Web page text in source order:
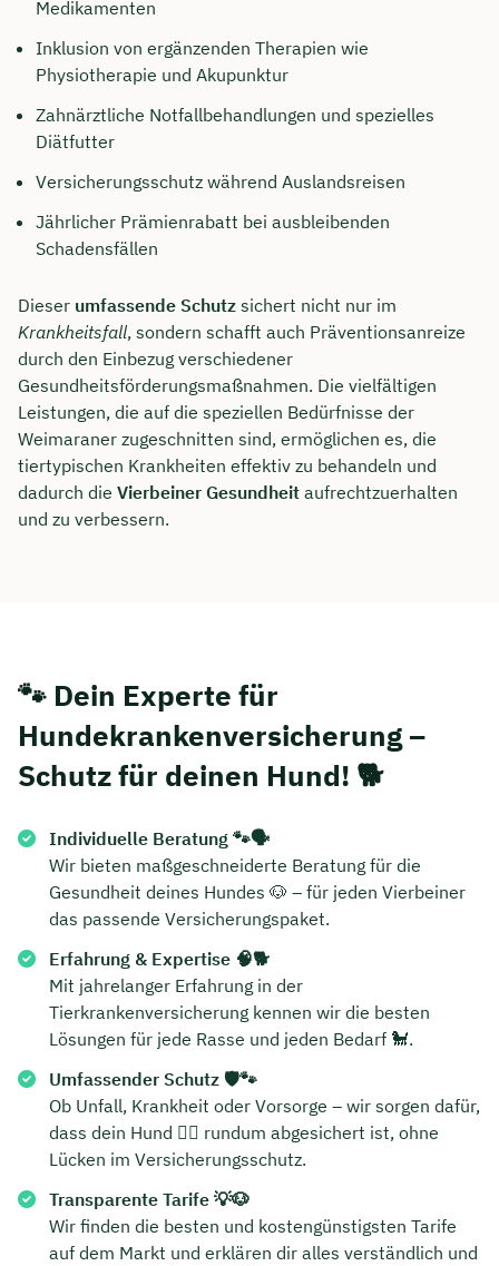
Medikamenten
Inklusion von ergänzenden Therapien wie
Physiotherapie und Akupunktur
Zahnärztliche Notfallbehandlungen und spezielles
Diätfutter
Versicherungsschutz während Auslandsreisen
Jährlicher Prämienrabatt bei ausbleibenden
Schadensfällen
Dieser umfassende Schutz sichert nicht nur im
Krankheitsfall, sondern schafft auch Präventionsanreize
durch den Einbezug verschiedener
Gesundheitsförderungsmaßnahmen. Die vielfältigen
Leistungen, die auf die speziellen Bedürfnisse der
Weimaraner zugeschnitten sind, ermöglichen es, die
tiertypischen Krankheiten effektiv zu behandeln und
dadurch die Vierbeiner Gesundheit aufrechtzuerhalten
und zu verbessern.
🐾 Dein Experte für
Hundekrankenversicherung –
Schutz für deinen Hund! 🐕
Individuelle Beratung 🐾🗣️
Wir bieten maßgeschneiderte Beratung für die
Gesundheit deines Hundes 🐶 – für jeden Vierbeiner
das passende Versicherungspaket.
Erfahrung & Expertise 🧠🐕
Mit jahrelanger Erfahrung in der
Tierkrankenversicherung kennen wir die besten
Lösungen für jede Rasse und jeden Bedarf 🐩.
Umfassender Schutz 🛡️🐾
Ob Unfall, Krankheit oder Vorsorge – wir sorgen dafür,
dass dein Hund 🐕‍🦺 rundum abgesichert ist, ohne
Lücken im Versicherungsschutz.
Transparente Tarife 💡🐶
Wir finden die besten und kostengünstigsten Tarife
auf dem Markt und erklären dir alles verständlich und
Dauer: ca. 30 Minuten
Kostenfrei & unverbindlich
Meeting buchen